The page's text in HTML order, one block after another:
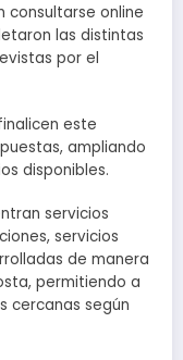
consultarse online
las distintas
por el
este
ampliando
disponibles.
servicios
servicios
de manera
permitiendo a
cercanas según